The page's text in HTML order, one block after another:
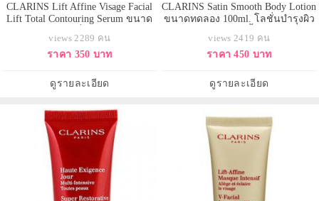
CLARINS Lift Affine Visage Facial
Lift Total Contouring Serum ขนาด
ความงามเพื่อใบหน้าดูกระชับสวยใน
อุดมคติ ด้วยนวัตกรรม 3D Refining
รังสรรค์มาเพื่อผู้หญิงเอเชียโดย
เฉพาะ เซรั่มเน
views 2289 คน
ราคา 350 บาท
ดูรายละเอียด
CLARINS Satin Smooth Body Lotion
ขนาดทดลอง 100ml. โลชั่นบำรุงผิว
สัมผัสที่เรียบลื่น ซึมซาบไว ไม่เหนียว
เหนอะหนะ ช่วยลดและชะลอการ
เนียนนุ่ม เปล่งปลั่ง สดใส สุขภาพดี
จากส่วนผสมของสารสกัดจา
views 2419 คน
ราคา 450 บาท
ดูรายละเอียด